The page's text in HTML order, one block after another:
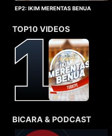
EP2: IKIM MERENTAS BENUA
TOP10 VIDEOS
BICARA & PODCAST